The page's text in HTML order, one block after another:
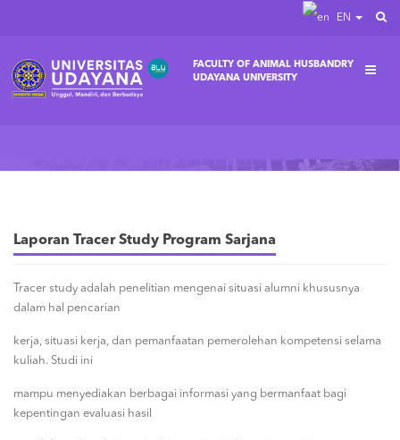
EN
FACULTY OF ANIMAL HUSBANDRY
UDAYANA UNIVERSITY
Laporan Tracer Study Program Sarjana
Tracer study adalah penelitian mengenai situasi alumni khususnya
dalam hal pencarian
kerja, situasi kerja, dan pemanfaatan pemerolehan kompetensi selama
kuliah. Studi ini
mampu menyediakan berbagai informasi yang bermanfaat bagi
kepentingan evaluasi hasil